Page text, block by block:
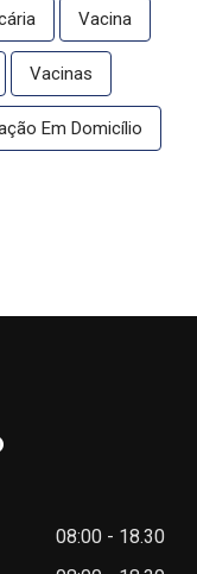
Vacina
Vacinas
Em Domicílio
08:00 - 18.30